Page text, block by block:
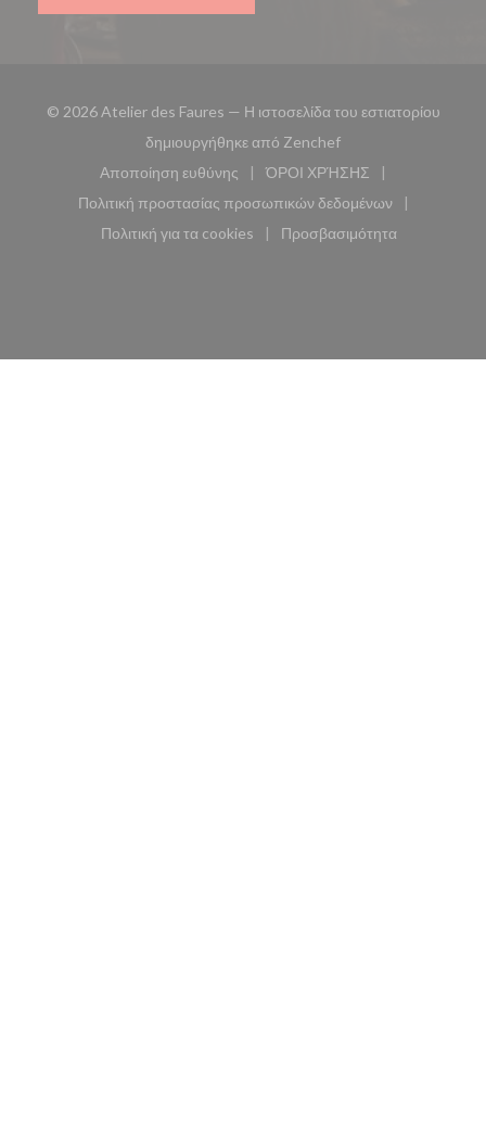
© 2026 Atelier des Faures — Η ιστοσελίδα του εστιατορίου
δημιουργήθηκε από Zenchef((ανοίγει σε νέο
Αποποίηση ευθύνης
((ανοίγει σε νέο παράθυρο))
ΌΡΟΙ ΧΡΉΣΗΣ
((ανοίγει σε νέο
Πολιτική προστασίας προσωπικών δεδομένων
((ανοίγει σε νέο παράθυρο))
Πολιτική για τα cookies
((ανοίγει σε νέο παράθυρο))
Προσβασιμότητα
((ανοίγει σε νέο